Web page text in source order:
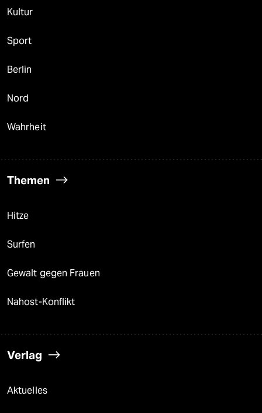
Kultur
Sport
Berlin
Nord
Wahrheit
Themen
Hitze
Surfen
Gewalt gegen Frauen
Nahost-Konflikt
Verlag
Aktuelles